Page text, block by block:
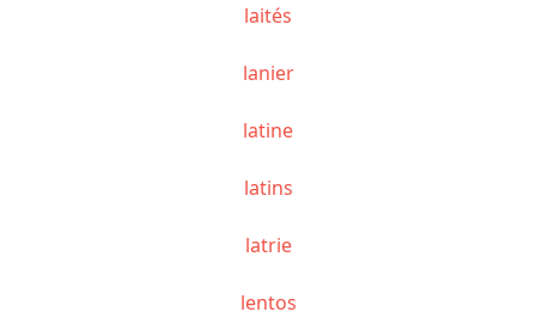
laités
lanier
latine
latins
latrie
lentos